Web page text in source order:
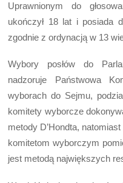
Uprawnionym do
ukończył 18 lat i posiada
zgodnie z ordynacją w 13
Wybory posłów do
nadzoruje Państwowa
wyborach do Sejmu,
komitety wyborcze
metody D’Hondta,
komitetom wyborczym
jest metodą największych